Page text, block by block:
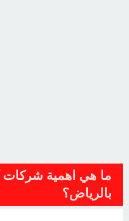
ما هي اهمية
بالرياض؟